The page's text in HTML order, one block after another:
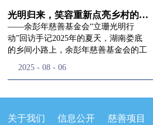
流程，完成了新一届治理层的选举任
命，全新的第四届理事会正式组建完
成：选举彭志兵、徐滨、彭新英、李
栋、李玲辉、郭启兴、梅鑫为余彭年慈
余彭年慈善基金会第四届理事会监事。
徐滨先生当选余彭年慈善基金会第四届
先生依次为新一任理事长徐滨先生及秘
景，这份认可，也让我们更加笃定前行
的脚步。启动仪式落幕之后，我们没有
即刻返程，联合赤峰市残联的工作人
员、专业医护队伍走入乡间小路，随机
小路弯弯曲曲，两边是繁茂的林木，我
家中。简朴的乡村民居陈设简单，老人
峰市残联理事长孙德欣对我们“彭年光
明行动”给予了高度的肯定，他表示“彭
年光明行动”不仅仅是帮助白内障患者
恢复光明，最重要的是减轻了患者家庭
事业的生动体现。随后余彭年慈善基金
光明行动”在内蒙的点点滴滴，并希望
覆盖，加强术后随访与科普宣传，同时
光明归来，笑容重新点亮乡村的角落
——余彭年慈善基金会“立珊光明行
动”回访手记2025年的夏天，湖南娄底
的乡间小路上，余彭年慈善基金会的工
着一份特别的牵挂，走进了一个个普通
曾经被白内障困扰的老人，在接受
发生了怎样的变化。“现在能看清菜苗
2025 - 08 - 06
关于我们 信息公开 慈善项目